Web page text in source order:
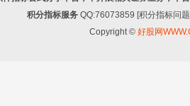
积分指标服务 QQ:76073859 [积分指标问
Copyright © 好股网